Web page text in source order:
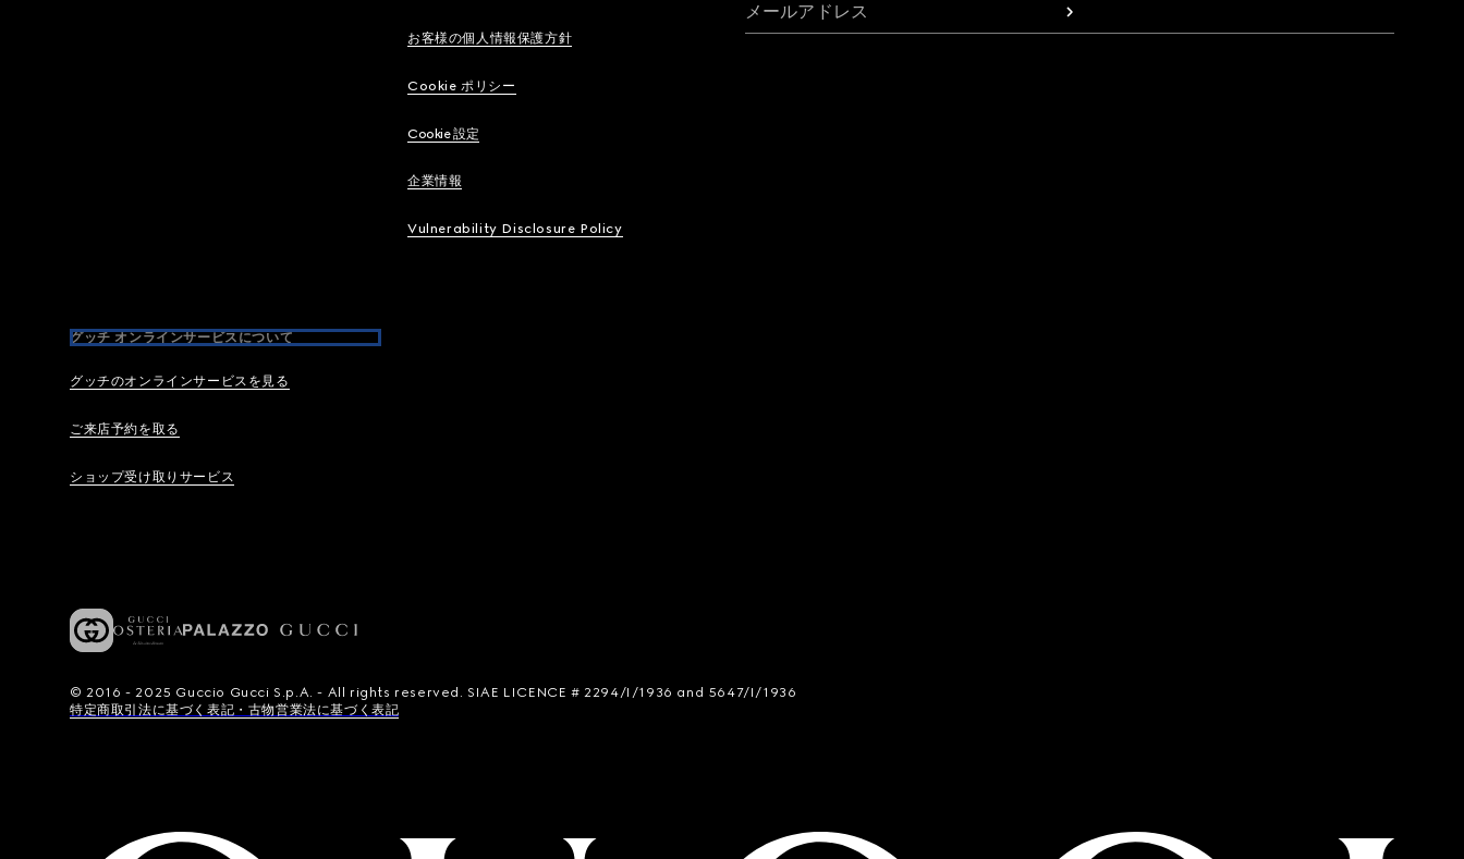
お客様の個人情報保護方針
Cookie ポリシー
Cookie 設定
企業情報
Vulnerability Disclosure Policy
グッチ オンラインサービスについて
グッチのオンラインサービスを見る
ご来店予約を取る
ショップ受け取りサービス
メールアドレス
© 2016 - 2025 Guccio Gucci S.p.A. - All rights reserved. SIAE LICENCE # 2294/I/1936 and 5647/I/1936
特定商取引法に基づく表記・古物営業法に基づく表記